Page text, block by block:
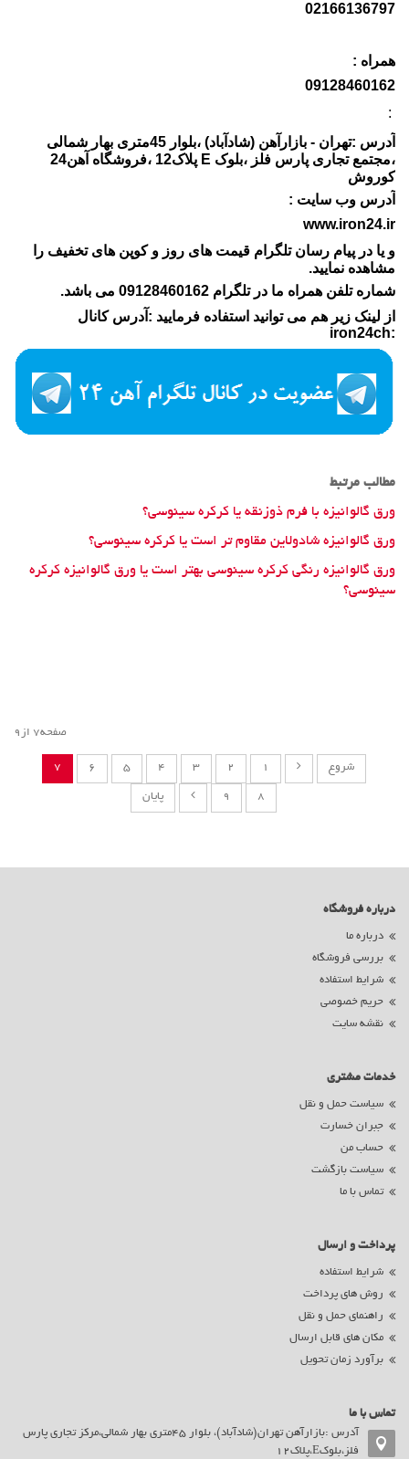
02166136797
همراه :
09128460162
:
آدرس :تهران - بازارآهن (شادآباد) ،بلوار 45متری بهار شمالی
،مجتمع تجاری پارس فلز ،بلوک E پلاک12 ،فروشگاه آهن24
کوروش
آدرس وب سایت :
www.iron24.ir
و یا در پیام رسان تلگرام قیمت های روز و کوپن های تخفیف را
مشاهده نمایید.
شماره تلفن همراه ما در تلگرام 09128460162 می باشد.
از لینک زیر هم می توانید استفاده فرمایید :آدرس کانال
:iron24ch
مطالب مرتبط
ورق گالوانیزه با فرم ذوزنقه یا کرکره سینوسی؟
ورق گالوانیزه شادولاین مقاوم تر است یا کرکره سینوسی؟
ورق گالوانیزه رنگی کرکره سینوسی بهتر است یا ورق گالوانیزه کرکره
سینوسی؟
صفحه7 از9
شروع 1
2
3
4
5
6
7
8
9 پایان
درباره فروشگاه
درباره ما
بررسی فروشگاه
شرایط استفاده
حریم خصوصی
نقشه سایت
خدمات مشتری
سیاست حمل و نقل
جبران خسارت
حساب من
سیاست بازگشت
تماس با ما
پرداخت و ارسال
شرایط استفاده
روش های پرداخت
راهنمای حمل و نقل
مکان های قابل ارسال
برآورد زمان تحویل
تماس با ما
آدرس :بازارآهن تهران(شادآباد)، بلوار 45متری بهار شمالی،مرکز تجاری پارس
فلز،بلوکE،پلاک12